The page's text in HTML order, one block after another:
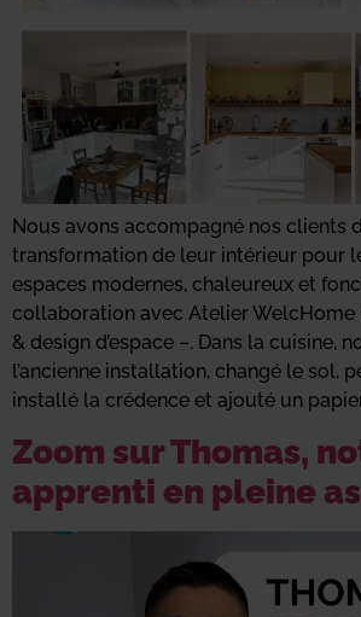
Nous avons accompagné nos clients
transformation de leur intérieur pour
espaces modernes, chaleureux et
collaboration avec Atelier WelcHome
& design d’espace –. Dans la cuisine,
l’ancienne installation, changé le sol,
installé la crédence et ajouté un
Zoom sur Thomas,
apprenti en pleine